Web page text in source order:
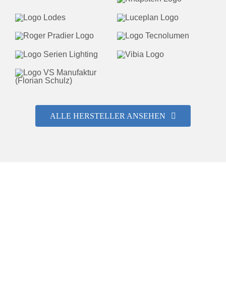
ALLE HERSTELLER ANSEHEN